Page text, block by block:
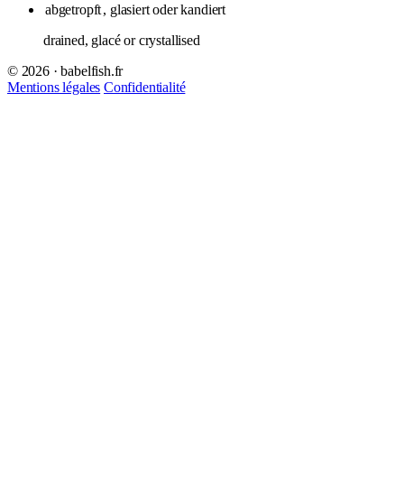
abgetropft, glasiert oder kandiert
drained, glacé or crystallised
© 2026 · babelfish.fr
Mentions légales Confidentialité